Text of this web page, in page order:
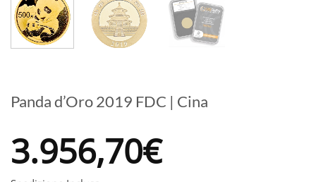
Panda d’Oro 2019 FDC | Cina
3.956,70€